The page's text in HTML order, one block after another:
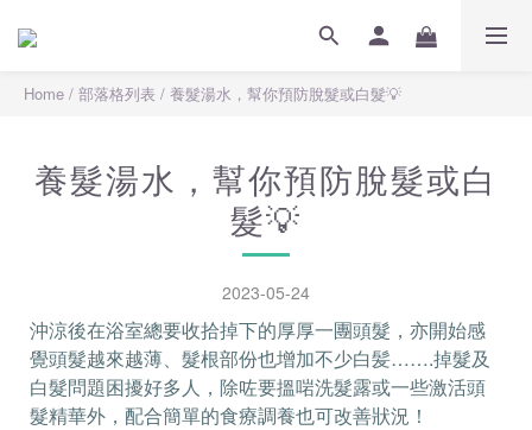
Home / 部落格列表 / 養髮湯水，幫你預防脫髮或白髮💡
養髮湯水，幫你預防脫髮或白
髮💡
2023-05-24
沖涼後在浴室總要收拾掉下的厚厚一團頭髮，亦開始感
覺頭髮越來越薄、髮根部份也增加不少白髪…….掉髮及
白髮問題困擾好多人，除咗要搵啱洗髮露或一些激活頭
髮精華外，配合簡單的食療調養也可改善狀況！